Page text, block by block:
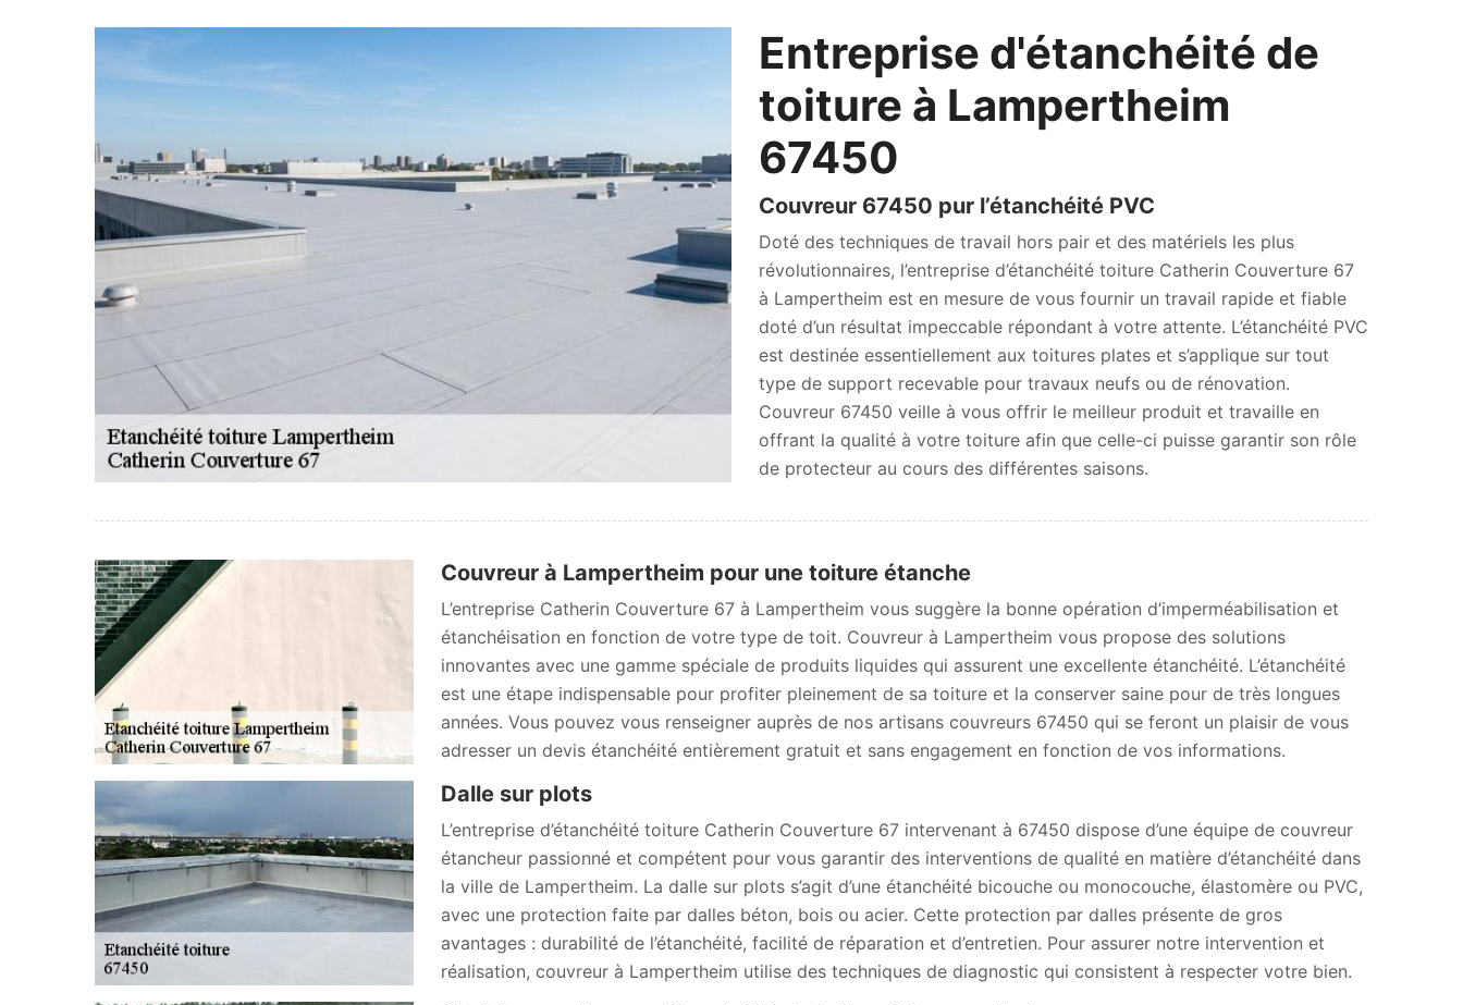
Entreprise d'étanchéité de
toiture à Lampertheim
67450
Couvreur 67450 pur l’étanchéité PVC
Doté des techniques de travail hors pair et des matériels les plus
révolutionnaires, l’entreprise d’étanchéité toiture Catherin Couverture 67
à Lampertheim est en mesure de vous fournir un travail rapide et fiable
doté d’un résultat impeccable répondant à votre attente. L’étanchéité PVC
est destinée essentiellement aux toitures plates et s’applique sur tout
type de support recevable pour travaux neufs ou de rénovation.
Couvreur 67450 veille à vous offrir le meilleur produit et travaille en
offrant la qualité à votre toiture afin que celle-ci puisse garantir son rôle
de protecteur au cours des différentes saisons.
Couvreur à Lampertheim pour une toiture étanche
L’entreprise Catherin Couverture 67 à Lampertheim vous suggère la bonne opération d’imperméabilisation et
étanchéisation en fonction de votre type de toit. Couvreur à Lampertheim vous propose des solutions
innovantes avec une gamme spéciale de produits liquides qui assurent une excellente étanchéité. L’étanchéité
est une étape indispensable pour profiter pleinement de sa toiture et la conserver saine pour de très longues
années. Vous pouvez vous renseigner auprès de nos artisans couvreurs 67450 qui se feront un plaisir de vous
adresser un devis étanchéité entièrement gratuit et sans engagement en fonction de vos informations.
Dalle sur plots
L’entreprise d’étanchéité toiture Catherin Couverture 67 intervenant à 67450 dispose d’une équipe de couvreur
étancheur passionné et compétent pour vous garantir des interventions de qualité en matière d’étanchéité dans
la ville de Lampertheim. La dalle sur plots s’agit d’une étanchéité bicouche ou monocouche, élastomère ou PVC,
avec une protection faite par dalles béton, bois ou acier. Cette protection par dalles présente de gros
avantages : durabilité de l’étanchéité, facilité de réparation et d’entretien. Pour assurer notre intervention et
réalisation, couvreur à Lampertheim utilise des techniques de diagnostic qui consistent à respecter votre bien.